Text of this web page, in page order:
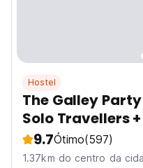
Hostel
The Galley
Solo Travellers
9.7Ótimo(597)
1.37km do centro da